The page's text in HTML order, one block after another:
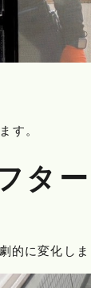
す。
ター
的に変化しま